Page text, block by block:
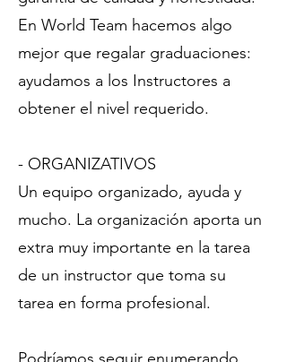
En World Team hacemos algo
mejor que regalar graduaciones:
ayudamos a los Instructores a
obtener el nivel requerido.
- ORGANIZATIVOS
Un equipo organizado, ayuda y
mucho. La organización aporta un
extra muy importante en la tarea
de un instructor que toma su
tarea en forma profesional.